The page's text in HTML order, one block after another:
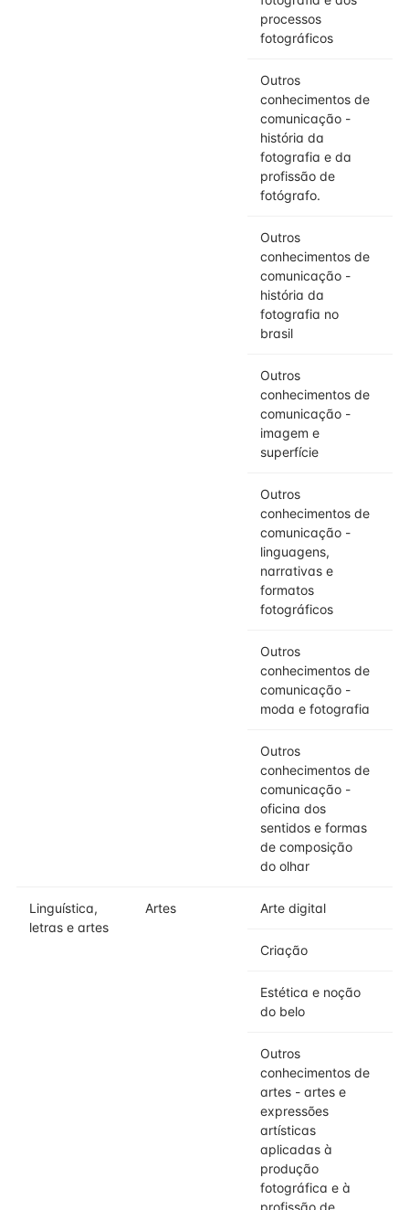
processos
fotográficos
Outros
conhecimentos de
comunicação -
história da
fotografia e da
profissão de
fotógrafo.
Outros
conhecimentos de
comunicação -
história da
fotografia no
brasil
Outros
conhecimentos de
comunicação -
imagem e
superfície
Outros
conhecimentos de
comunicação -
linguagens,
narrativas e
formatos
fotográficos
Outros
conhecimentos de
comunicação -
moda e fotografia
Outros
conhecimentos de
comunicação -
oficina dos
sentidos e formas
de composição
do olhar
Linguística,
letras e artes
Artes Arte digital
Criação
Estética e noção
do belo
Outros
conhecimentos de
artes - artes e
expressões
artísticas
aplicadas à
produção
fotográfica e à
profissão de